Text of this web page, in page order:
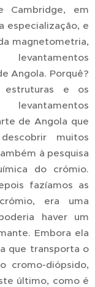
Cambridge, em
especialização, e
magnetometria,
Angola. Porquê?
estruturas e os
de Angola que
muitos
à pesquisa
do crómio.
fazíamos as
era uma
haver um
Embora ela
que transporta o
cromo-diópsido,
último, como é